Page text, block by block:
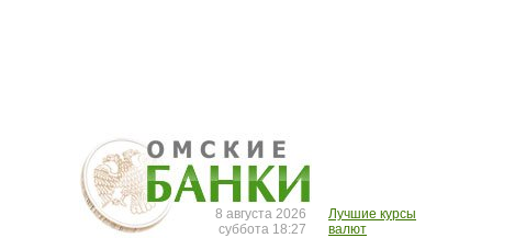
8 августа 2026
суббота 18:27
Лучшие курсы
валют